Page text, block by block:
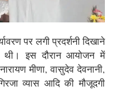
पर लगी प्रदर्शनी दिखाने
थी। इस दौरान आयोजन में
मीणा, वासुदेव देवनानी,
व्यास आदि की मौजूदगी